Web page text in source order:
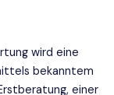
wird eine
bekanntem
einer